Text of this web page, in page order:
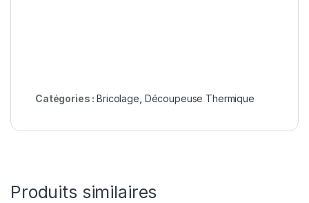
Catégories :Bricolage Découpeuse Thermique
Produits similaires